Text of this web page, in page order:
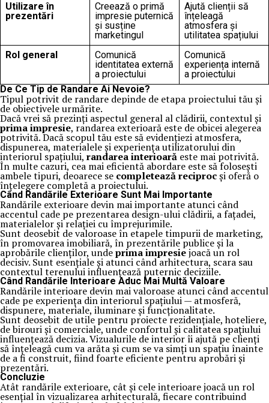
Utilizare în
prezentări
Creează o primă
impresie puternică
și susține
marketingul
Ajută clienții să
înțeleagă
atmosfera și
utilitatea spațiului
Rol general
Comunică
identitatea externă
a proiectului
Comunică
experiența internă
a proiectului
De Ce Tip de Randare Ai Nevoie?
Tipul potrivit de randare depinde de etapa proiectului tău și
de obiectivele urmărite.
Dacă vrei să prezinți aspectul general al clădirii, contextul și
prima impresie, randarea exterioară este de obicei alegerea
potrivită. Dacă scopul tău este să evidențiezi atmosfera,
dispunerea, materialele și experiența utilizatorului din
interiorul spațiului, randarea interioară este mai potrivită.
În multe cazuri, cea mai eficientă abordare este să folosești
ambele tipuri, deoarece se completează reciprocși oferă o
înțelegere completă a proiectului.
Când Randările Exterioare Sunt Mai Importante
Randările exterioare devin mai importante atunci când
accentul cade pe prezentarea design-ului clădirii, a fațadei,
materialelor și relației cu împrejurimile.
Sunt deosebit de valoroase în etapele timpurii de marketing,
în promovarea imobiliară, în prezentările publice și la
aprobările clienților, undeprima impresiejoacă un rol
decisiv. Sunt esențiale și atunci când arhitectura, scara sau
contextul terenului influențează puternic deciziile.
Când Randările Interioare Aduc Mai Multă Valoare
Randările interioare devin mai valoroase atunci când accentul
cade pe experiența din interiorul spațiului — atmosferă,
dispunere, materiale, iluminare și funcționalitate.
Sunt deosebit de utile pentru proiecte rezidențiale, hoteliere,
de birouri și comerciale, unde confortul și calitatea spațiului
influențează decizia. Vizualurile de interior îi ajută pe clienți
să înțeleagă cum va arăta și cum se va simți un spațiu înainte
de a fi construit, fiind foarte eficiente pentru aprobări și
prezentări.
Concluzie
Atât randările exterioare, cât și cele interioare joacă un rol
esențial în vizualizarea arhitecturală, fiecare contribuind